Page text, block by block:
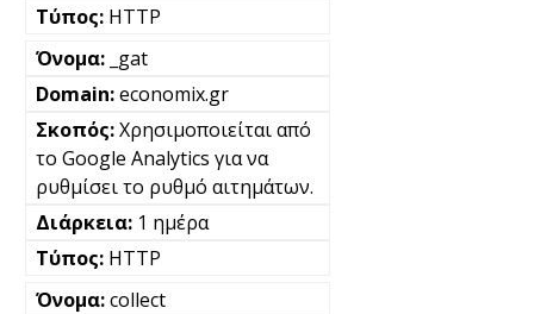
HTTP
_gat
economix.gr
Χρησιμοποιείται από
το Google Analytics για να
ρυθμίσει το ρυθμό αιτημάτων.
1 ημέρα
HTTP
collect